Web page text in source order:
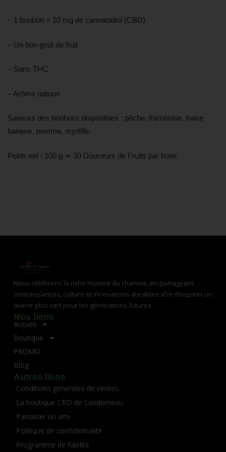
– 1 bonbon = 10 mg de cannabidiol (CBD)
– Un bon goût de fruit
– Sans THC
– Arôme naturel
Saveurs des bonbons disponibles : pêche, framboise, fraise
banane, pomme, myrtille.
Poids net : 100 g ≃ 30 Douceurs de Fruits par boite.
Nous célébrons la riche histoire du chanvre, en partageant
connaissances, culture et innovations durables afin d’inspirer un
avenir plus vert pour les générations futures.
Nos liens
Accueil
Boutique
PROMO
Blog
Autres liens
Conditions générales de ventes
La boutique CBD de Landerneau
Parrainer un ami
Politique de confidentialité
Programme de fidélité